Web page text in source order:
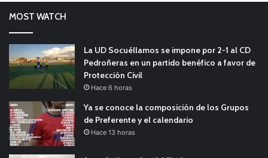
MOST WATCH
La UD Socuéllamos se impone por 2-1 al CD
Pedroñeras en un partido benéfico a favor de
Protección Civil
Hace 6 horas
Ya se conoce la composición de los Grupos
de Preferente y el calendario
Hace 13 horas